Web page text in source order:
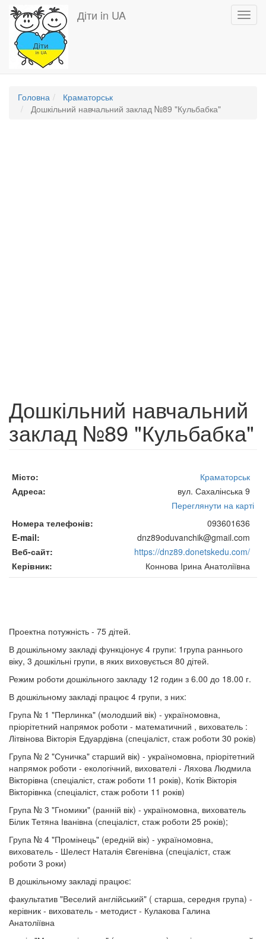
Перейти
основного
вмісту
Діти in UA
Головна
Краматорськ
Дошкільний навчальний заклад №89 "Кульбабка"
Дошкільний навчальний
заклад №89 "Кульбабка"
Місто
Краматорськ
Адреса
вул. Сахалінська 9
Переглянути на карті
Номера телефонів
093601636
E-mail
dnz89oduvanchik@gmail.com
Веб-сайт
https://dnz89.donetskedu.com/
Керівник
Коннова Ірина Анатоліївна
Проектна потужність - 75 дітей.
В дошкільному закладі функціонує 4 групи: 1група раннього
віку, 3 дошкільні групи, в яких виховується 80 дітей.
Режим роботи дошкільного закладу 12 годин з 6.00 до 18.00 г.
В дошкільному закладі працює 4 групи, з них:
Група № 1 "Перлинка" (молодший вік) - україномовна,
пріорітетний напрямок роботи - математичний , вихователь :
Літвінова Вікторія Едуардівна (спеціаліст, стаж роботи 30 років)
Група № 2 "Суничка" старший вік) - україномовна, пріорітетний
напрямок роботи - екологічний, вихователі - Ляхова Людмила
Вікторівна (спеціаліст, стаж роботи 11 років), Котік Вікторія
Вікторівнка (спеціаліст, стаж роботи 11 років)
Група № 3 "Гномики" (ранній вік) - україномовна, вихователь
Білик Тетяна Іванівна (спеціаліст, стаж роботи 25 років);
Група № 4 "Промінець" (ередній вік) - україномовна,
вихователь - Шелест Наталія Євгенівна (спеціаліст, стаж
роботи 3 роки)
В дошкільному закладі працює:
факультатив "Веселий англійський" ( старша, середня група) -
керівник - вихователь - методист - Кулакова Галина
Анатоліївна